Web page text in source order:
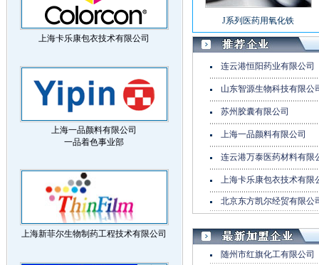
上海卡乐康包衣技术有限公司
上海一品颜料有限公司
一品着色事业部
上海新菲尔生物制药工程技术有限公司
J系列医药用氧化铁
连云港恒阳药业有限公司
山东智源生物科技有限公
苏州胶囊有限公司
上海一品颜料有限公司
连云港万泰医药材料有限
上海卡乐康包衣技术有限
北京东方凯尔经贸有限公
随州市红旗化工有限公司